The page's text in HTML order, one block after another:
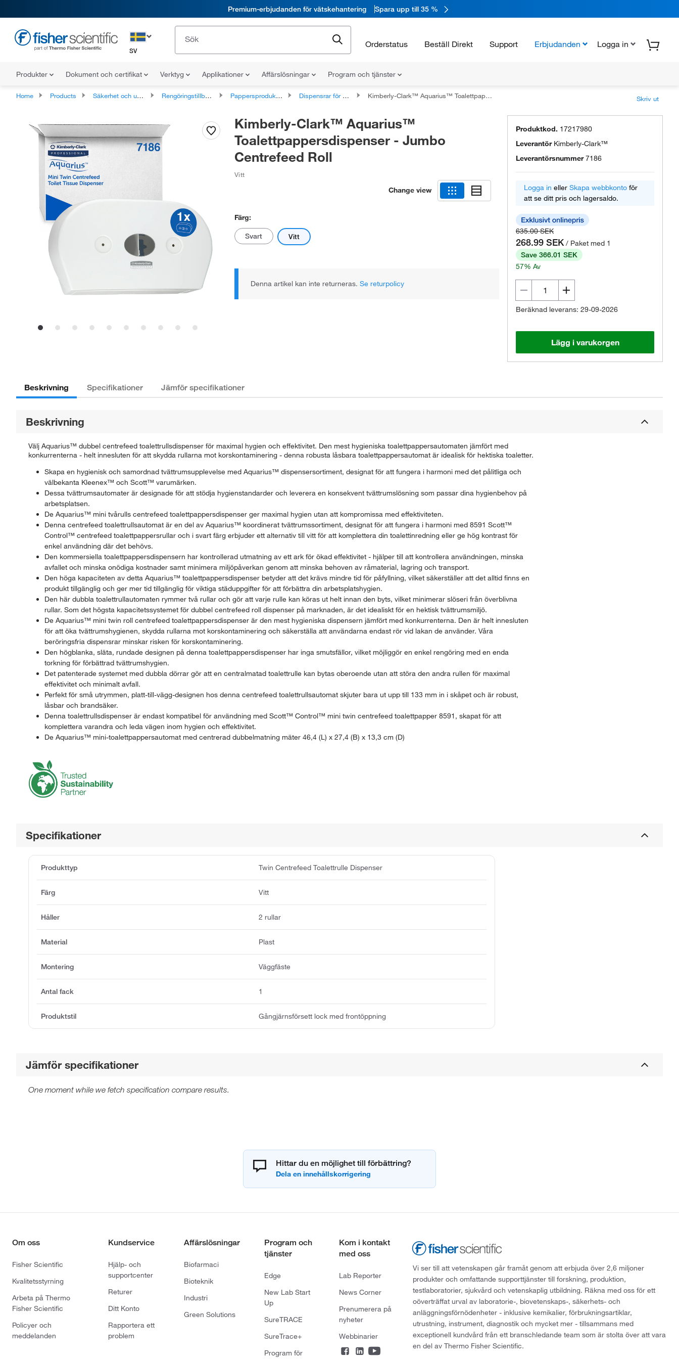
Premium-erbjudanden för vätskehantering Spara upp till 35 %
SV
Orderstatus Beställ Direkt Support Erbjudanden Logga in
Produkter Dokument och certifikat Verktyg Applikationer Affärslösningar Program och tjänster
Home Products Säkerhet och underhåll av anläggningen Rengöringstillbehör och utrustning Pappersprodukter och tillbehör Dispensrar för pappersprodukter Kimberly-Clark™ Aquarius™ Toalettpappersdispenser - Jumbo Centrefeed Roll Skriv ut
Kimberly-Clark™ Aquarius™
Toalettpappersdispenser - Jumbo
Centrefeed Roll
Vitt
Change view
Färg:
Svart Vitt
Denna artikel kan inte returneras. Se returpolicy
Produktkod. 17217980
Leverantör Kimberly-Clark™
Leverantörsnummer 7186
Logga in eller Skapa webbkonto för
att se ditt pris och lagersaldo.
635.00 SEK
268.99 SEK / Paket med 1
Save 366.01 SEK
57% Av
Beräknad leverans: 29-09-2026
Lägg i varukorgen
Beskrivning Specifikationer Jämför specifikationer
Beskrivning
Välj Aquarius™ dubbel centrefeed toalettrullsdispenser för maximal hygien och effektivitet. Den mest hygieniska toalettpappersautomaten jämfört med
konkurrenterna - helt innesluten för att skydda rullarna mot korskontaminering - denna robusta låsbara toalettpappersautomat är idealisk för hektiska toaletter.
Skapa en hygienisk och samordnad tvättrumsupplevelse med Aquarius™ dispensersortiment, designat för att fungera i harmoni med det pålitliga och
välbekanta Kleenex™ och Scott™ varumärken.
Dessa tvättrumsautomater är designade för att stödja hygienstandarder och leverera en konsekvent tvättrumslösning som passar dina hygienbehov på
arbetsplatsen.
De Aquarius™ mini tvårulls centrefeed toalettpappersdispenser ger maximal hygien utan att kompromissa med effektiviteten.
Denna centrefeed toalettrullsautomat är en del av Aquarius™ koordinerat tvättrumssortiment, designat för att fungera i harmoni med 8591 Scott™
Control™ centrefeed toalettpappersrullar och i svart färg erbjuder ett alternativ till vitt för att komplettera din toalettinredning eller ge hög kontrast för
enkel användning där det behövs.
Den kommersiella toalettpappersdispensern har kontrollerad utmatning av ett ark för ökad effektivitet - hjälper till att kontrollera användningen, minska
avfallet och minska onödiga kostnader samt minimera miljöpåverkan genom att minska behoven av råmaterial, lagring och transport.
Den höga kapaciteten av detta Aquarius™ toalettpappersdispenser betyder att det krävs mindre tid för påfyllning, vilket säkerställer att det alltid finns en
produkt tillgänglig och ger mer tid tillgänglig för viktiga städuppgifter för att förbättra din arbetsplatshygien.
Den här dubbla toalettrullautomaten rymmer två rullar och gör att varje rulle kan köras ut helt innan den byts, vilket minimerar slöseri från överblivna
rullar. Som det högsta kapacitetssystemet för dubbel centrefeed roll dispenser på marknaden, är det idealiskt för en hektisk tvättrumsmiljö.
De Aquarius™ mini twin roll centrefeed toalettpappersdispenser är den mest hygieniska dispensern jämfört med konkurrenterna. Den är helt innesluten
för att öka tvättrumshygienen, skydda rullarna mot korskontaminering och säkerställa att användarna endast rör vid lakan de använder. Våra
beröringsfria dispensrar minskar risken för korskontaminering.
Den högblanka, släta, rundade designen på denna toalettpappersdispenser har inga smutsfällor, vilket möjliggör en enkel rengöring med en enda
torkning för förbättrad tvättrumshygien.
Det patenterade systemet med dubbla dörrar gör att en centralmatad toalettrulle kan bytas oberoende utan att störa den andra rullen för maximal
effektivitet och minimalt avfall.
Perfekt för små utrymmen, platt-till-vägg-designen hos denna centrefeed toalettrullsautomat skjuter bara ut upp till 133 mm in i skåpet och är robust,
låsbar och brandsäker.
Denna toalettrullsdispenser är endast kompatibel för användning med Scott™ Control™ mini twin centrefeed toalettpapper 8591, skapat för att
komplettera varandra och leda vägen inom hygien och effektivitet.
De Aquarius™ mini-toalettpappersautomat med centrerad dubbelmatning mäter 46,4 (L) x 27,4 (B) x 13,3 cm (D)
Specifikationer
Produkttyp Twin Centrefeed Toalettrulle Dispenser
Färg Vitt
Håller 2 rullar
Material Plast
Montering Väggfäste
Antal fack 1
Produktstil Gångjärnsförsett lock med frontöppning
Jämför specifikationer
One moment while we fetch specification compare results.
Hittar du en möjlighet till förbättring?
Om oss
Fisher Scientific
Kvalitetsstyrning
Arbeta på Thermo
Fisher Scientific
Policyer och
meddelanden
Kundservice
Hjälp- och
supportcenter
Returer
Ditt Konto
Rapportera ett
problem
Affärslösningar
Biofarmaci
Bioteknik
Industri
Green Solutions
Program och
tjänster
Edge
New Lab Start
Up
SureTRACE
SureTrace+
Program för
Kom i kontakt
med oss
Lab Reporter
News Corner
Prenumerera på
nyheter
Webbinarier
Vi ser till att vetenskapen går framåt genom att erbjuda över 2,6 miljoner
produkter och omfattande supporttjänster till forskning, produktion,
testlaboratorier, sjukvård och vetenskaplig utbildning. Räkna med oss för ett
oöverträffat urval av laboratorie-, biovetenskaps-, säkerhets- och
anläggningsförnödenheter - inklusive kemikalier, förbrukningsartiklar,
utrustning, instrument, diagnostik och mycket mer - tillsammans med
exceptionell kundvård från ett branschledande team som är stolta över att vara
en del av Thermo Fisher Scientific.